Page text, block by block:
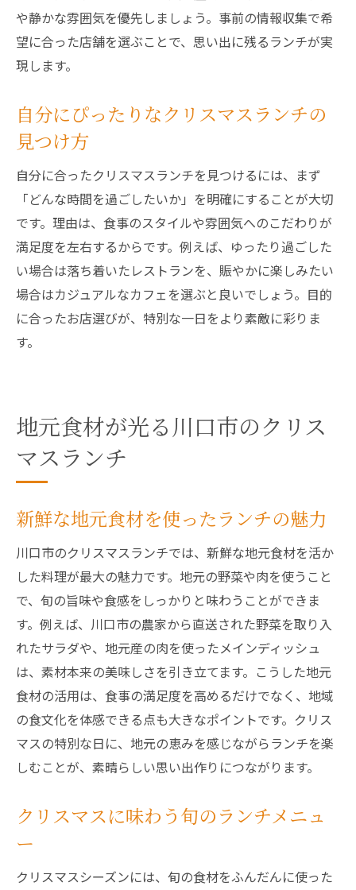
や静かな雰囲気を優先しましょう。事前の情報収集で希
望に合った店舗を選ぶことで、思い出に残るランチが実
現します。
自分にぴったりなクリスマスランチの
見つけ方
自分に合ったクリスマスランチを見つけるには、まず
「どんな時間を過ごしたいか」を明確にすることが大切
です。理由は、食事のスタイルや雰囲気へのこだわりが
満足度を左右するからです。例えば、ゆったり過ごした
い場合は落ち着いたレストランを、賑やかに楽しみたい
場合はカジュアルなカフェを選ぶと良いでしょう。目的
に合ったお店選びが、特別な一日をより素敵に彩りま
す。
地元食材が光る川口市のクリス
マスランチ
新鮮な地元食材を使ったランチの魅力
川口市のクリスマスランチでは、新鮮な地元食材を活か
した料理が最大の魅力です。地元の野菜や肉を使うこと
で、旬の旨味や食感をしっかりと味わうことができま
す。例えば、川口市の農家から直送された野菜を取り入
れたサラダや、地元産の肉を使ったメインディッシュ
は、素材本来の美味しさを引き立てます。こうした地元
食材の活用は、食事の満足度を高めるだけでなく、地域
の食文化を体感できる点も大きなポイントです。クリス
マスの特別な日に、地元の恵みを感じながらランチを楽
しむことが、素晴らしい思い出作りにつながります。
クリスマスに味わう旬のランチメニュ
ー
クリスマスシーズンには、旬の食材をふんだんに使った